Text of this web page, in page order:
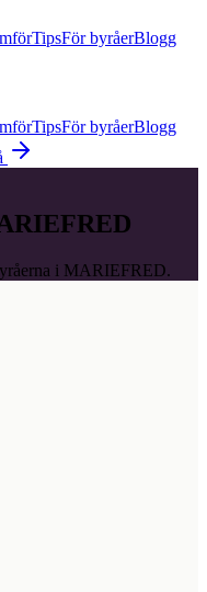
TipsFör byråerBlogg
TipsFör byråerBlogg
i MARIEFRED.